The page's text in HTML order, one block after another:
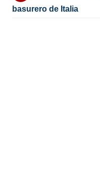
basurero de Italia